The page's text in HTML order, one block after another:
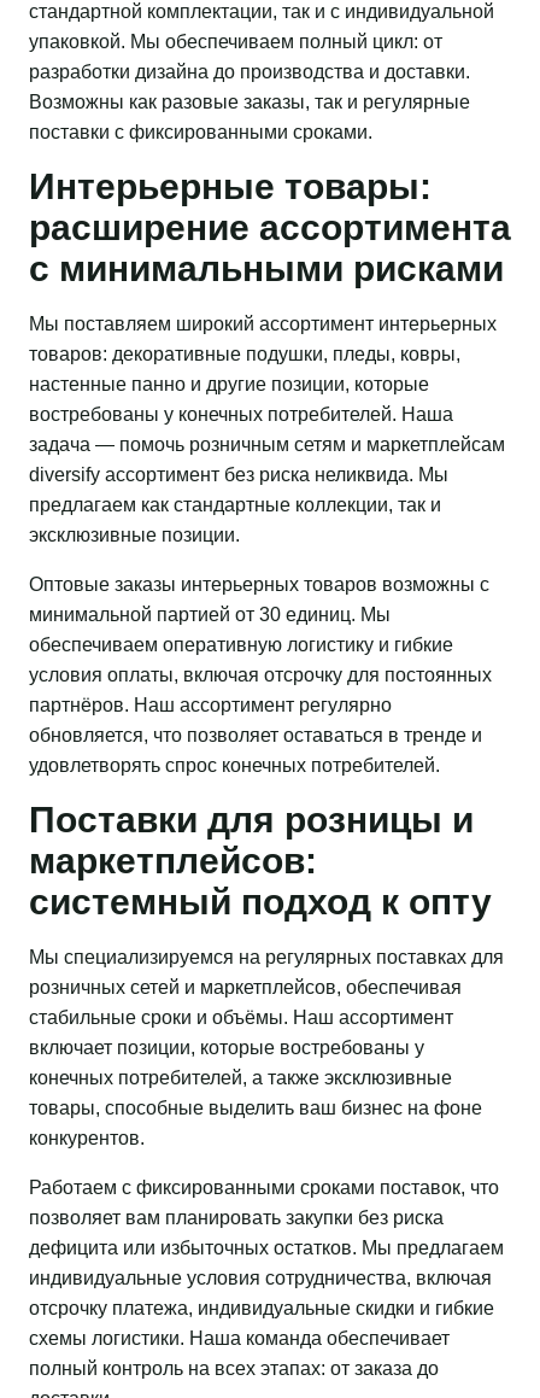
стандартной комплектации, так и с индивидуальной
упаковкой. Мы обеспечиваем полный цикл: от
разработки дизайна до производства и доставки.
Возможны как разовые заказы, так и регулярные
поставки с фиксированными сроками.
Интерьерные товары:
расширение ассортимента
с минимальными рисками
Мы поставляем широкий ассортимент интерьерных
товаров: декоративные подушки, пледы, ковры,
настенные панно и другие позиции, которые
востребованы у конечных потребителей. Наша
задача — помочь розничным сетям и маркетплейсам
diversify ассортимент без риска неликвида. Мы
предлагаем как стандартные коллекции, так и
эксклюзивные позиции.
Оптовые заказы интерьерных товаров возможны с
минимальной партией от 30 единиц. Мы
обеспечиваем оперативную логистику и гибкие
условия оплаты, включая отсрочку для постоянных
партнёров. Наш ассортимент регулярно
обновляется, что позволяет оставаться в тренде и
удовлетворять спрос конечных потребителей.
Поставки для розницы и
маркетплейсов:
системный подход к опту
Мы специализируемся на регулярных поставках для
розничных сетей и маркетплейсов, обеспечивая
стабильные сроки и объёмы. Наш ассортимент
включает позиции, которые востребованы у
конечных потребителей, а также эксклюзивные
товары, способные выделить ваш бизнес на фоне
конкурентов.
Работаем с фиксированными сроками поставок, что
позволяет вам планировать закупки без риска
дефицита или избыточных остатков. Мы предлагаем
индивидуальные условия сотрудничества, включая
отсрочку платежа, индивидуальные скидки и гибкие
схемы логистики. Наша команда обеспечивает
полный контроль на всех этапах: от заказа до